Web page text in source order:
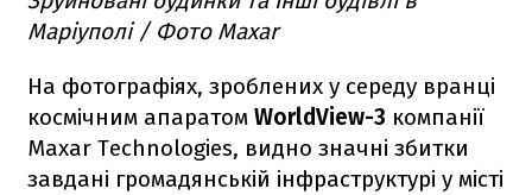
Маріуполі / Фото Maxar
На фотографіях, зроблених у середу вранці
космічним апаратом WorldView-3 компанії
Maxar Technologies, видно значні збитки
завдані громадянській інфраструктурі у місті